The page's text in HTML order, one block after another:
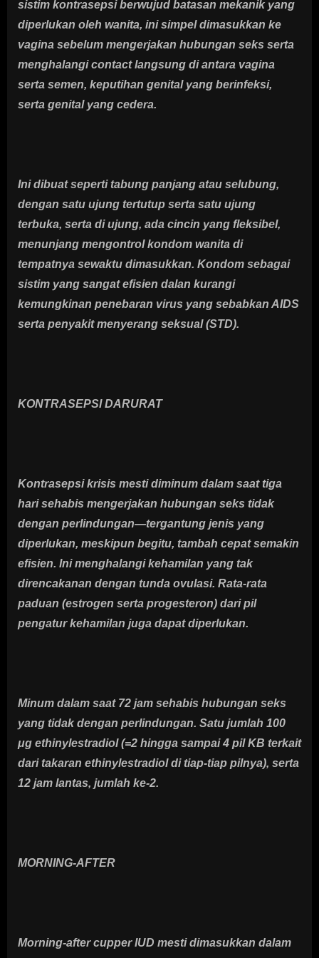
sistim kontrasepsi berwujud batasan mekanik yang
diperlukan oleh wanita, ini simpel dimasukkan ke
vagina sebelum mengerjakan hubungan seks serta
menghalangi contact langsung di antara vagina
serta semen, keputihan genital yang berinfeksi,
serta genital yang cedera.
Ini dibuat seperti tabung panjang atau selubung,
dengan satu ujung tertutup serta satu ujung
terbuka, serta di ujung, ada cincin yang fleksibel,
menunjang mengontrol kondom wanita di
tempatnya sewaktu dimasukkan. Kondom sebagai
sistim yang sangat efisien dalan kurangi
kemungkinan penebaran virus yang sebabkan AIDS
serta penyakit menyerang seksual (STD).
KONTRASEPSI DARURAT
Kontrasepsi krisis mesti diminum dalam saat tiga
hari sehabis mengerjakan hubungan seks tidak
dengan perlindungan—tergantung jenis yang
diperlukan, meskipun begitu, tambah cepat semakin
efisien. Ini menghalangi kehamilan yang tak
direncakanan dengan tunda ovulasi. Rata-rata
paduan (estrogen serta progesteron) dari pil
pengatur kehamilan juga dapat diperlukan.
Minum dalam saat 72 jam sehabis hubungan seks
yang tidak dengan perlindungan. Satu jumlah 100
μg ethinylestradiol (=2 hingga sampai 4 pil KB terkait
dari takaran ethinylestradiol di tiap-tiap pilnya), serta
12 jam lantas, jumlah ke-2.
MORNING-AFTER
Morning-after cupper IUD mesti dimasukkan dalam